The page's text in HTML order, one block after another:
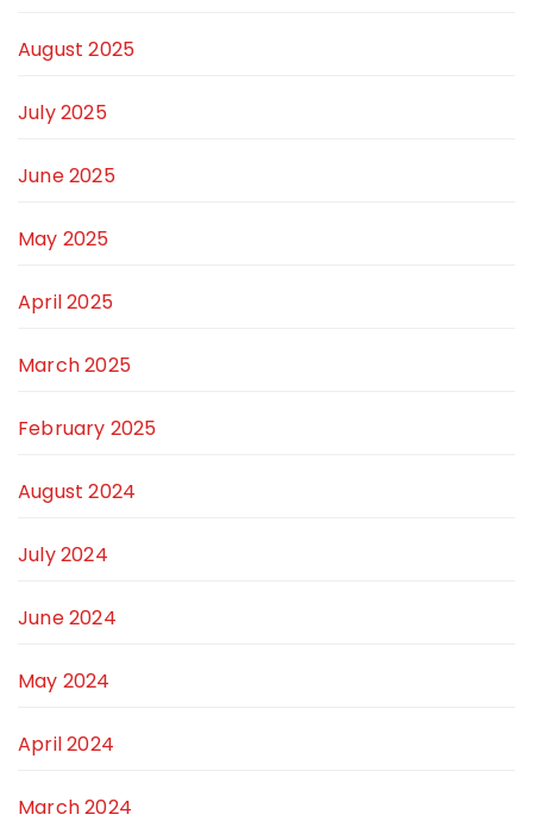
August 2025
July 2025
June 2025
May 2025
April 2025
March 2025
February 2025
August 2024
July 2024
June 2024
May 2024
April 2024
March 2024